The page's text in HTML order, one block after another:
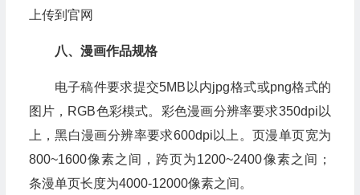
上传到官网
八、漫画作品规格
电子稿件要求提交5MB以内jpg格式或png格式的
图片，RGB色彩模式。彩色漫画分辨率要求350dpi以
上，黑白漫画分辨率要求600dpi以上。页漫单页宽为
800~1600像素之间，跨页为1200~2400像素之间；
条漫单页长度为4000-12000像素之间。